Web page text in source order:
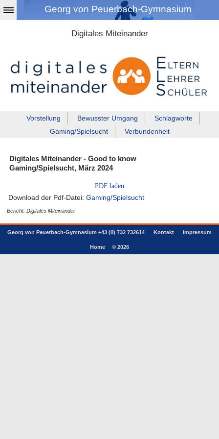
Georg von Peuerbach-Gymnasium
Digitales Miteinander
Vorstellung Bewusster Umgang
Schlagworte
Gaming/Spielsucht
Verbundenheit
Digitales Miteinander - Good to know
Gaming/Spielsucht, März 2024
PDF laden
Download der Pdf-Datei:Gaming/Spielsucht
Bericht: Digitales Miteinander
Georg von Peuerbach-Gymnasium +43 (0) 732 732614 Kontakt Impressum
Home © 2026